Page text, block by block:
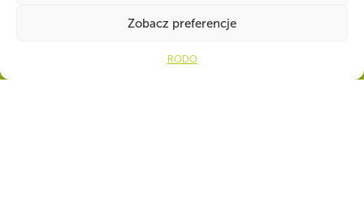
Zobacz preferencje
RODO